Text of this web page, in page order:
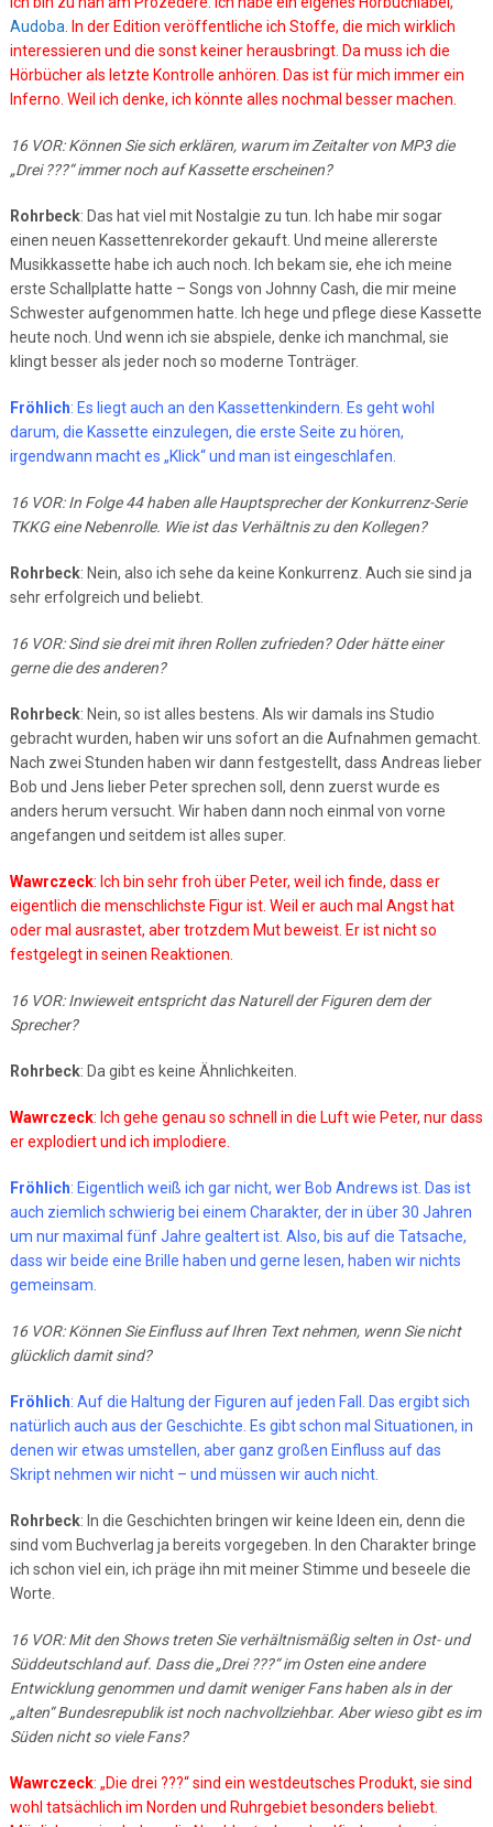
Audoba . In der Edition veröffentliche ich Stoffe, die mich wirklich
interessieren und die sonst keiner herausbringt. Da muss ich die
Hörbücher als letzte Kontrolle anhören. Das ist für mich immer ein
Inferno. Weil ich denke, ich könnte alles nochmal besser machen.
16 VOR: Können Sie sich erklären, warum im Zeitalter von MP3 die
„Drei ???“ immer noch auf Kassette erscheinen?
Rohrbeck: Das hat viel mit Nostalgie zu tun. Ich habe mir sogar
einen neuen Kassettenrekorder gekauft. Und meine allererste
Musikkassette habe ich auch noch. Ich bekam sie, ehe ich meine
erste Schallplatte hatte – Songs von Johnny Cash, die mir meine
Schwester aufgenommen hatte. Ich hege und pflege diese Kassette
heute noch. Und wenn ich sie abspiele, denke ich manchmal, sie
klingt besser als jeder noch so moderne Tonträger.
Fröhlich: Es liegt auch an den Kassettenkindern. Es geht wohl
darum, die Kassette einzulegen, die erste Seite zu hören,
irgendwann macht es „Klick“ und man ist eingeschlafen.
16 VOR: In Folge 44 haben alle Hauptsprecher der Konkurrenz-Serie
TKKG eine Nebenrolle. Wie ist das Verhältnis zu den Kollegen?
Rohrbeck: Nein, also ich sehe da keine Konkurrenz. Auch sie sind ja
sehr erfolgreich und beliebt.
16 VOR: Sind sie drei mit ihren Rollen zufrieden? Oder hätte einer
gerne die des anderen?
Rohrbeck: Nein, so ist alles bestens. Als wir damals ins Studio
gebracht wurden, haben wir uns sofort an die Aufnahmen gemacht.
Nach zwei Stunden haben wir dann festgestellt, dass Andreas lieber
Bob und Jens lieber Peter sprechen soll, denn zuerst wurde es
anders herum versucht. Wir haben dann noch einmal von vorne
angefangen und seitdem ist alles super.
Wawrczeck: Ich bin sehr froh über Peter, weil ich finde, dass er
eigentlich die menschlichste Figur ist. Weil er auch mal Angst hat
oder mal ausrastet, aber trotzdem Mut beweist. Er ist nicht so
festgelegt in seinen Reaktionen.
16 VOR: Inwieweit entspricht das Naturell der Figuren dem der
Sprecher?
Rohrbeck: Da gibt es keine Ähnlichkeiten.
Wawrczeck: Ich gehe genau so schnell in die Luft wie Peter, nur dass
er explodiert und ich implodiere.
Fröhlich: Eigentlich weiß ich gar nicht, wer Bob Andrews ist. Das ist
auch ziemlich schwierig bei einem Charakter, der in über 30 Jahren
um nur maximal fünf Jahre gealtert ist. Also, bis auf die Tatsache,
dass wir beide eine Brille haben und gerne lesen, haben wir nichts
gemeinsam.
16 VOR: Können Sie Einfluss auf Ihren Text nehmen, wenn Sie nicht
glücklich damit sind?
Fröhlich: Auf die Haltung der Figuren auf jeden Fall. Das ergibt sich
natürlich auch aus der Geschichte. Es gibt schon mal Situationen, in
denen wir etwas umstellen, aber ganz großen Einfluss auf das
Skript nehmen wir nicht – und müssen wir auch nicht.
Rohrbeck: In die Geschichten bringen wir keine Ideen ein, denn die
sind vom Buchverlag ja bereits vorgegeben. In den Charakter bringe
ich schon viel ein, ich präge ihn mit meiner Stimme und beseele die
Worte.
16 VOR: Mit den Shows treten Sie verhältnismäßig selten in Ost- und
Süddeutschland auf. Dass die „Drei ???“ im Osten eine andere
Entwicklung genommen und damit weniger Fans haben als in der
„alten“ Bundesrepublik ist noch nachvollziehbar. Aber wieso gibt es im
Süden nicht so viele Fans?
Wawrczeck: „Die drei ???“ sind ein westdeutsches Produkt, sie sind
wohl tatsächlich im Norden und Ruhrgebiet besonders beliebt.